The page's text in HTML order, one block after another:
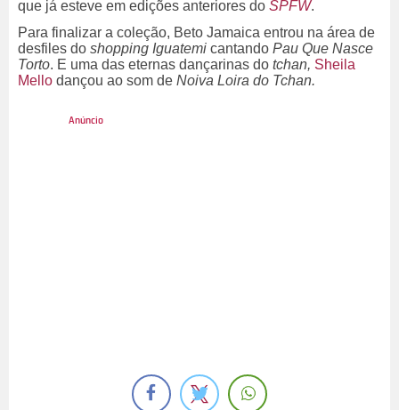
que já esteve em edições anteriores do SPFW.
Para finalizar a coleção, Beto Jamaica entrou na área de
desfiles do shopping Iguatemi cantando Pau Que Nasce
Torto. E uma das eternas dançarinas do tchan, Sheila
Mello dançou ao som de Noiva Loira do Tchan.